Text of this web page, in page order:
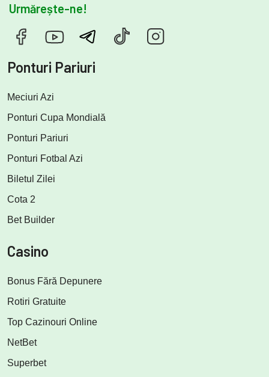
Urmărește-ne!
Ponturi Pariuri
Meciuri Azi
Ponturi Cupa Mondială
Ponturi Pariuri
Ponturi Fotbal Azi
Biletul Zilei
Cota 2
Bet Builder
Casino
Bonus Fără Depunere
Rotiri Gratuite
Top Cazinouri Online
NetBet
Superbet